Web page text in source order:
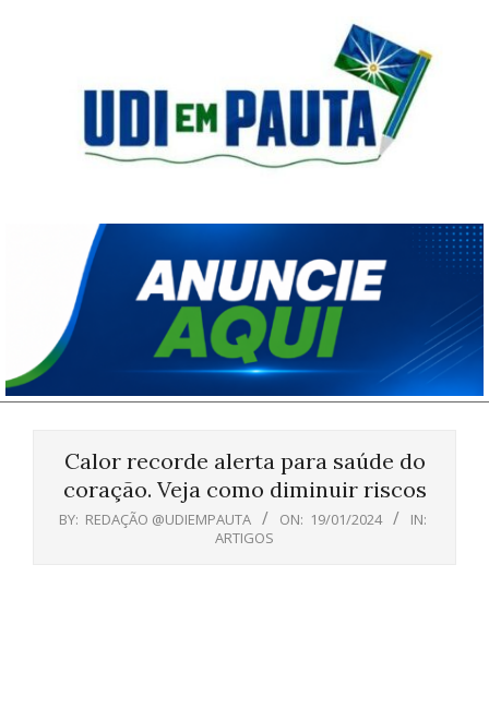
Pauta
Calor recorde alerta para saúde do
coração. Veja como diminuir riscos
BY: REDAÇÃO @UDIEMPAUTA ON: 19/01/2024
IN:
ARTIGOS